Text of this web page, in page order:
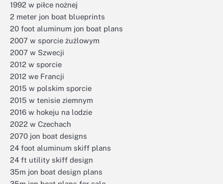
1992 w piłce nożnej
2 meter jon boat blueprints
20 foot aluminum jon boat plans
2007 w sporcie żużlowym
2007 w Szwecji
2012 w sporcie
2012 we Francji
2015 w polskim sporcie
2015 w tenisie ziemnym
2016 w hokeju na lodzie
2022 w Czechach
2070 jon boat designs
24 foot aluminum skiff plans
24 ft utility skiff design
35m jon boat design plans